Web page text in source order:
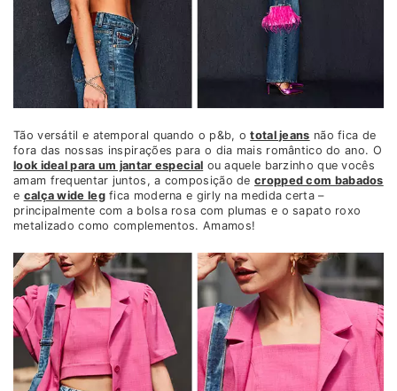
Tão versátil e atemporal quando o p&b, ototal jeans não fica de
fora das nossas inspirações para o dia mais romântico do ano. O
look ideal para um jantar especial ou aquele barzinho que vocês
amam frequentar juntos, a composição decropped com babados
e calça wide legfica moderna e girly na medida certa –
principalmente com a bolsa rosa com plumas e o sapato roxo
metalizado como complementos. Amamos!